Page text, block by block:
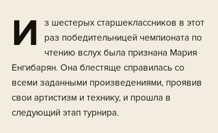
И
з шестерых старшеклассников в этот
раз победительницей чемпионата по
чтению вслух была признана Мария
Енгибарян. Она блестяще справилась со
всеми заданными произведениями, проявив
свои артистизм и технику, и прошла в
следующий этап турнира.